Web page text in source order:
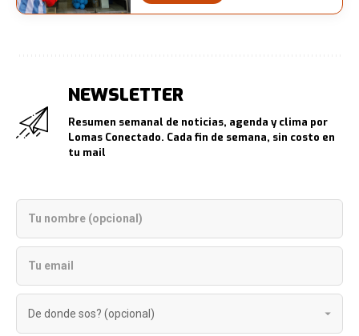
NEWSLETTER
Resumen semanal de noticias, agenda y clima por
Lomas Conectado. Cada fin de semana, sin costo en
tu mail